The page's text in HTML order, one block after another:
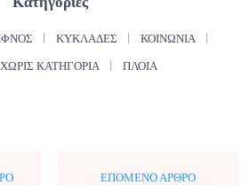
ΚΥΚΛΆΔΕΣ ΚΟΙΝΩΝΊΑ
ΧΩΡΊΣ ΚΑΤΗΓΟΡΊΑ ΠΛΟΊΑ
ΕΠΌΜΕΝΟ ΆΡΘΡΟ